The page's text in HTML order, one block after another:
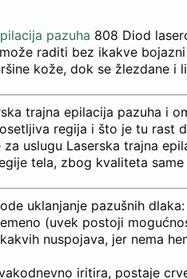
pazuha 808 Diod
raditi bez ikakve
kože, dok se žlezdane i
trajna epilacija pazuha i
regija i što je tu rast
uslugu Laserska trajna
tela, zbog kvaliteta same
uklanjanje pazušnih dlaka:
(uvek postoji
nuspojava, jer nema
iritira, postaje